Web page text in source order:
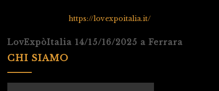
https://lovexpoitalia.it/
LovExpòItalia 14/15/16/2025 a Ferrara
CHI SIAMO